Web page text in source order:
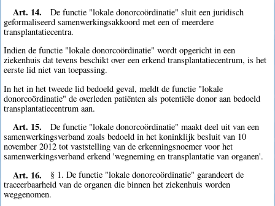
Art. 14.
De functie "lokale donorcoördinatie" sluit een juridisch
geformaliseerd samenwerkingsakkoord met een of meerdere
transplantatiecentra.
Indien de functie "lokale donorcoördinatie" wordt opgericht in een
ziekenhuis dat tevens beschikt over een erkend transplantatiecentrum, is het
eerste lid niet van toepassing.
In het in het tweede lid bedoeld geval, meldt de functie "lokale
donorcoördinatie" de overleden patiënten als potentiële donor aan bedoeld
transplantatiecentrum aan.
Art. 15.
De functie "lokale donorcoördinatie" maakt deel uit van een
samenwerkingsverband zoals bedoeld in het koninklijk besluit van 10
november 2012 tot vaststelling van de erkenningsnoemer voor het
samenwerkingsverband erkend 'wegneming en transplantatie van organen'.
Art. 16.
§ 1. De functie "lokale donorcoördinatie" garandeert de
traceerbaarheid van de organen die binnen het ziekenhuis worden
weggenomen.